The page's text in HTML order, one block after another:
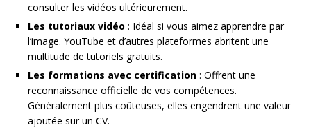
consulter les vidéos ultérieurement.
Les tutoriaux vidéo : Idéal si vous aimez apprendre par
l’image. YouTube et d’autres plateformes abritent une
multitude de tutoriels gratuits.
Les formations avec certification : Offrent une
reconnaissance officielle de vos compétences.
Généralement plus coûteuses, elles engendrent une valeur
ajoutée sur un CV.